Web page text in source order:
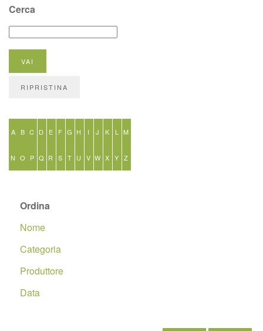
Cerca
A B C D E F G H I J K L M
N O P Q R S T U V W X Y Z
Ordina
Nome
Categoria
Produttore
Data